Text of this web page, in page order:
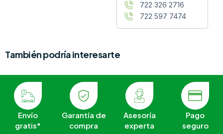
722 326 2716
722 597 7474
También podría interesarte
Envío
gratis*
Garantía de
compra
Asesoría
experta
Pago
seguro